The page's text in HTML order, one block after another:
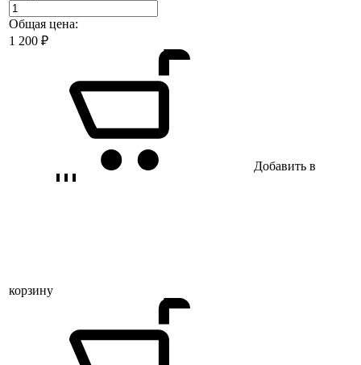
Общая цена:
1 200 ₽
Добавить в
корзину